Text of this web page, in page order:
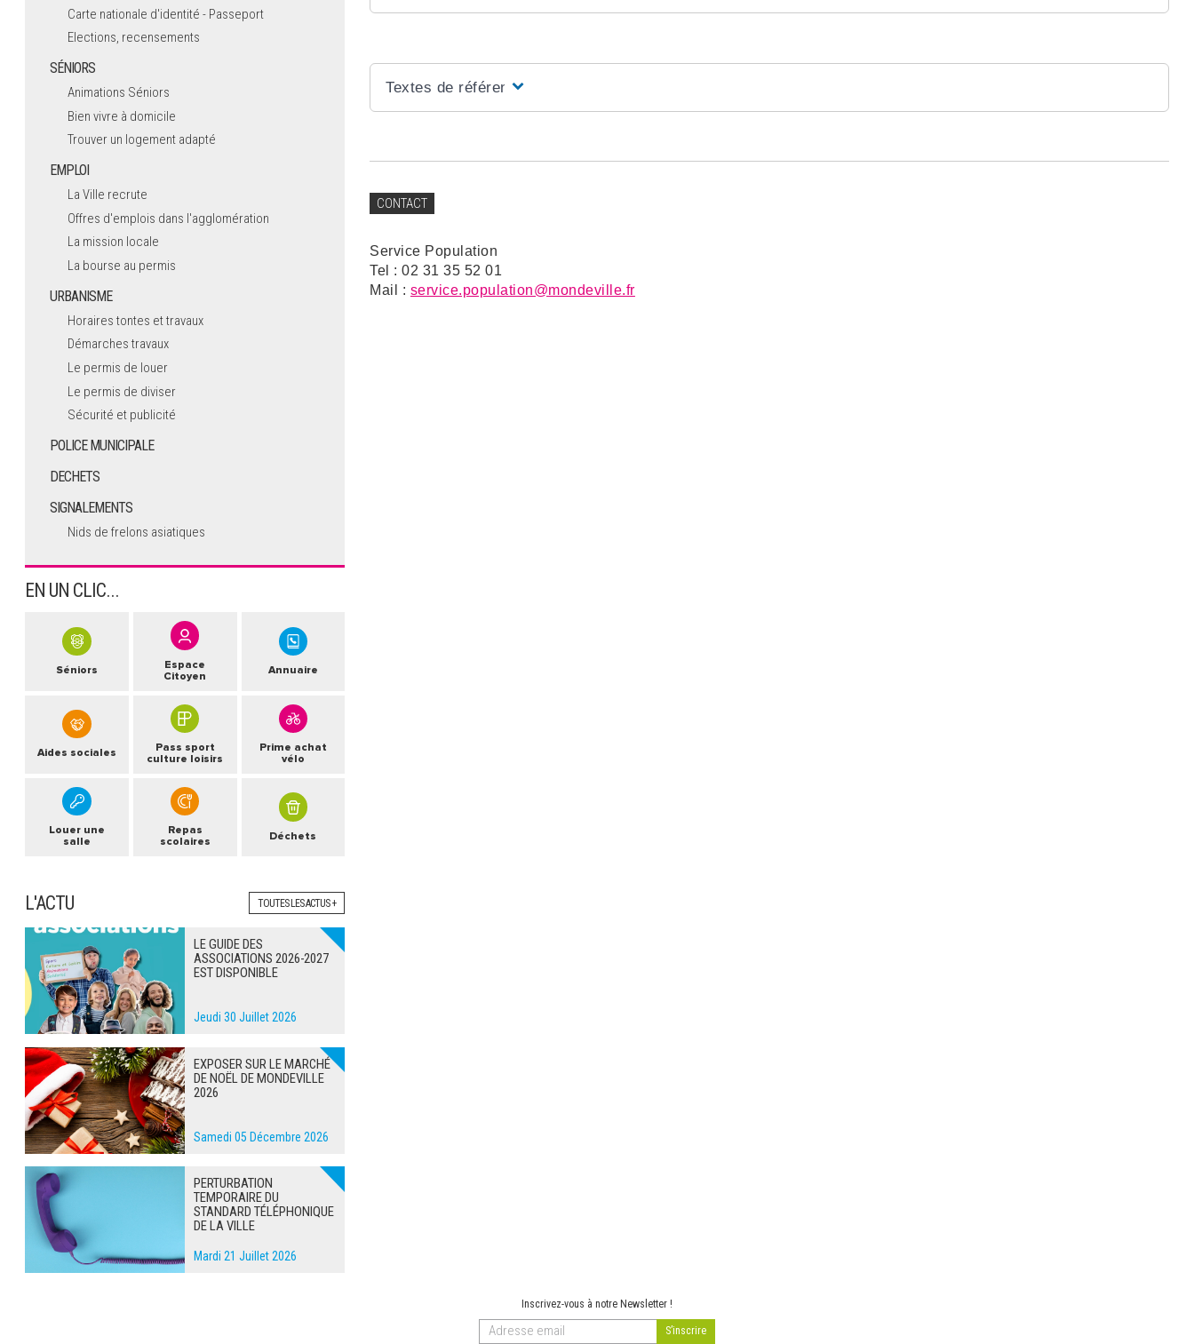
Textes de référence
CONTACT
Service Population
Tel : 02 31 35 52 01
Mail : service.population@mondeville.fr
Carte nationale d'identité - Passeport
Elections, recensements
SÉNIORS
Animations Séniors
Bien vivre à domicile
Trouver un logement adapté
EMPLOI
La Ville recrute
Offres d'emplois dans l'agglomération
La mission locale
La bourse au permis
URBANISME
Horaires tontes et travaux
Démarches travaux
Le permis de louer
Le permis de diviser
Sécurité et publicité
POLICE MUNICIPALE
DECHETS
SIGNALEMENTS
Nids de frelons asiatiques
EN UN CLIC...
Séniors
Espace
Citoyen
Annuaire
Aides sociales
Pass sport
culture loisirs
Prime achat
vélo
Louer une
salle
Repas
scolaires
Déchets
L'ACTU TOUTES LES ACTUS +
LE GUIDE DES
ASSOCIATIONS 2026-2027
EST DISPONIBLE
Jeudi 30 Juillet 2026
EXPOSER SUR LE MARCHÉ
DE NOËL DE MONDEVILLE
2026
Samedi 05 Décembre 2026
PERTURBATION
TEMPORAIRE DU
STANDARD TÉLÉPHONIQUE
DE LA VILLE
Mardi 21 Juillet 2026
Inscrivez-vous à notre Newsletter !